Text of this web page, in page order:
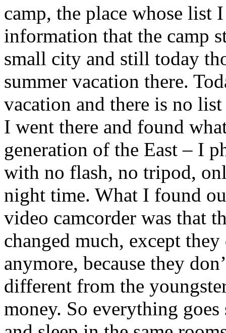
camp, the place whose list
information that the camp
small city and still today
summer vacation there.
vacation and there is no
I went there and found
generation of the East – I
with no flash, no tripod,
night time. What I found
video camcorder was that
changed much, except
anymore, because they
different from the
money. So everything